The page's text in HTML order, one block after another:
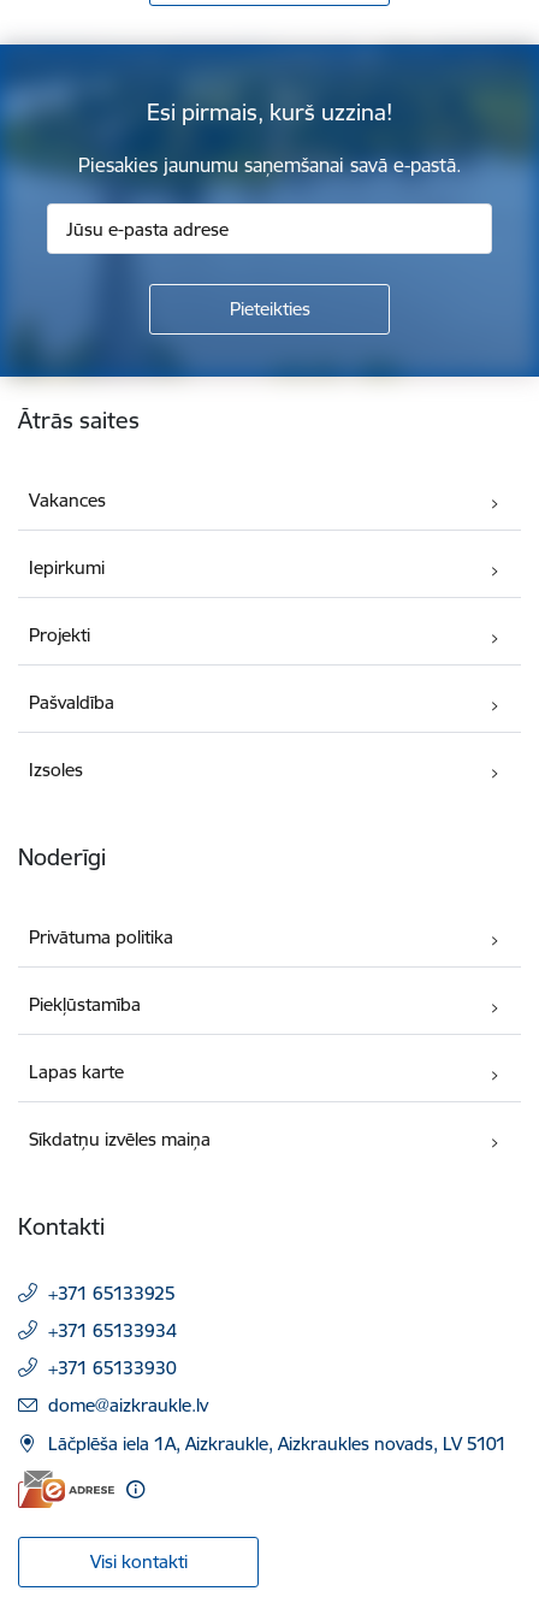
Esi pirmais, kurš uzzina!
Piesakies jaunumu saņemšanai savā e-pastā.
Kājene
Ātrās saites
Vakances
Iepirkumi
Projekti
Pašvaldība
Izsoles
Noderīgi
Privātuma politika
Piekļūstamība
Lapas karte
Sīkdatņu izvēles maiņa
Kontakti
+371 65133925
+371 65133934
+371 65133930
E-pasts:
dome@aizkraukle.lv
Lāčplēša iela 1A, Aizkraukle, Aizkraukles novads, LV 5101
Visi kontakti